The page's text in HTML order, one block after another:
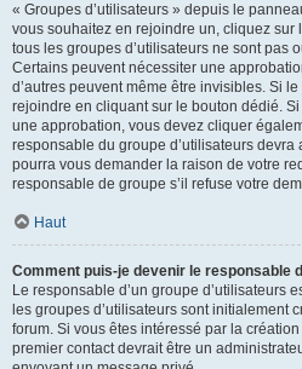
« Groupes d’utilisateurs » depuis le
vous souhaitez en rejoindre un, cliquez
tous les groupes d’utilisateurs ne sont pas
Certains peuvent nécessiter une
d’autres peuvent même être invisibles. Si
rejoindre en cliquant sur le bouton dédié.
une approbation, vous devez cliquer
responsable du groupe d’utilisateurs
pourra vous demander la raison de votre
responsable de groupe s’il refuse votre
Haut
Comment puis-je devenir le responsable
Le responsable d’un groupe d’utilisateurs
les groupes d’utilisateurs sont initialement
forum. Si vous êtes intéressé par la
premier contact devrait être un